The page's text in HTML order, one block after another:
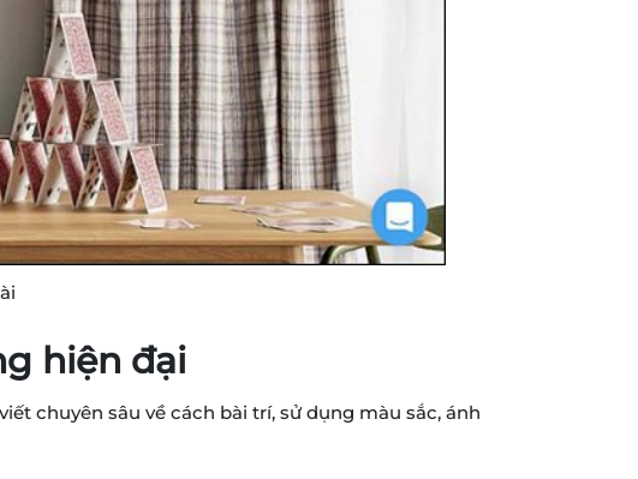
hiện đại
chuyên sâu về cách bài trí, sử dụng màu sắc, ánh